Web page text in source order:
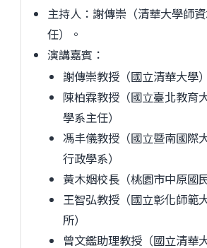
主持人：謝傳崇（清華大學師
任）。
演講嘉賓：
謝傳崇教授（國立清華大學）
陳柏霖教授（國立臺北教育
學系主任）
馮丰儀教授（國立暨南國際
行政學系）
黃木姻校長（桃園市中原國
王智弘教授（國立彰化師範
所）
曾文鑑助理教授（國立清華